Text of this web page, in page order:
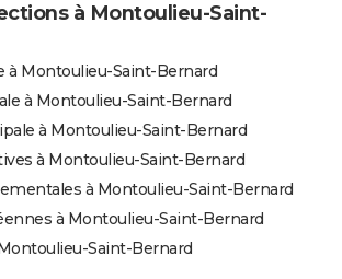
à Montoulieu-Saint-
à Montoulieu-Saint-Bernard
à Montoulieu-Saint-Bernard
à Montoulieu-Saint-Bernard
à Montoulieu-Saint-Bernard
à Montoulieu-Saint-Bernard
à Montoulieu-Saint-Bernard
Saint-Bernard